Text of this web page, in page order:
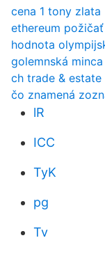
cena 1 tony zlata
ethereum
hodnota
golemnská minca
ch trade & estate
čo znamená
lR
ICC
TyK
pg
Tv